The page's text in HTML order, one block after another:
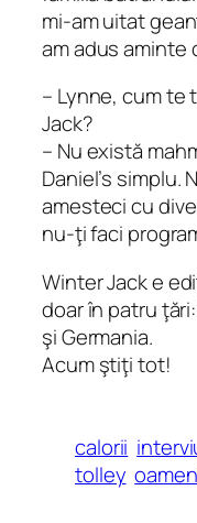
mi-am uitat
am adus aminte
– Lynne, cum te
Jack?
– Nu există
Daniel’s simplu.
amesteci cu
nu-ţi faci
Winter Jack e
doar în patru
şi Germania.
Acum ştiţi tot!
calorii
tolley